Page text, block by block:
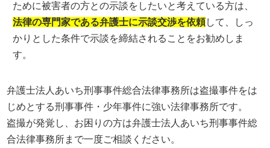
ために被害者の方との示談をしたいと考えている方は、
法律の専門家である弁護士に示談交渉を依頼して、しっ
かりとした条件で示談を締結されることをお勧めしま
す。
弁護士法人あいち刑事事件総合法律事務所は盗撮事件をは
じめとする刑事事件・少年事件に強い法律事務所です。
盗撮が発覚し、お困りの方は弁護士法人あいち刑事事件総
合法律事務所まで一度ご相談ください。